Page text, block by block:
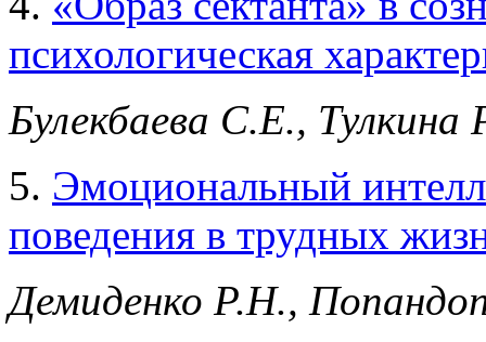
психологическая
Булекбаева С.Е.,
5. Эмоциональный
поведения в трудных
Демиденко Р.Н.,